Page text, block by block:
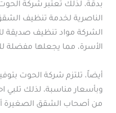
بدقة، لذلك تُعتبر شركة
الناصرية لخدمة تنظيف
الشركة مواد تنظيف صديقة
الأسرة، مما يجعلها مفضلة
أيضاً، تلتزم شركة الحوت
وبأسعار مناسبة، لذلك تلبي
من أصحاب الشقق الصغيرة أو